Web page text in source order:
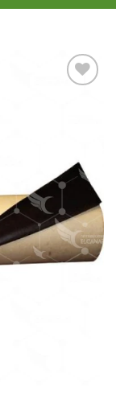
deseos